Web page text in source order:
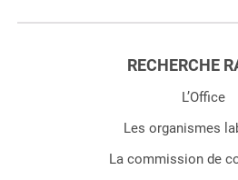
RECHERCHE
L’Office
Les organismes
La commission de